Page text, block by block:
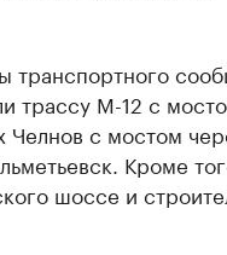
транспортного
трассу М-12 с
с мостом
Кроме
шоссе и